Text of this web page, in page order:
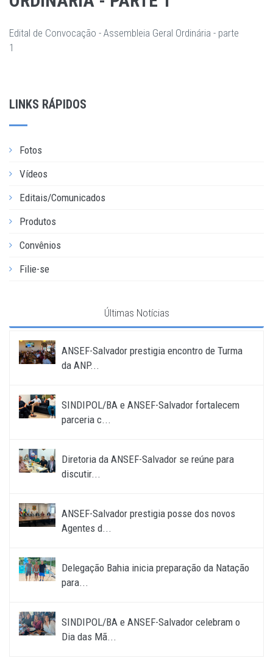
Edital de Convocação - Assembleia Geral Ordinária - parte
1
LINKS RÁPIDOS
Fotos
Vídeos
Editais/Comunicados
Produtos
Convênios
Filie-se
Últimas Notícias
ANSEF-Salvador prestigia encontro de Turma
da ANP...
SINDIPOL/BA e ANSEF-Salvador fortalecem
parceria c...
Diretoria da ANSEF-Salvador se reúne para
discutir...
ANSEF-Salvador prestigia posse dos novos
Agentes d...
Delegação Bahia inicia preparação da Natação
para...
SINDIPOL/BA e ANSEF-Salvador celebram o
Dia das Mã...